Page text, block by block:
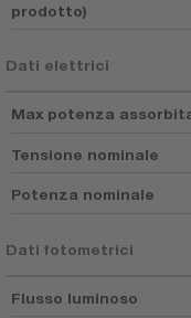
prodotto)
Dati elettrici
Max potenza
Tensione nominale
Potenza nominale
Dati fotometrici
Flusso luminoso